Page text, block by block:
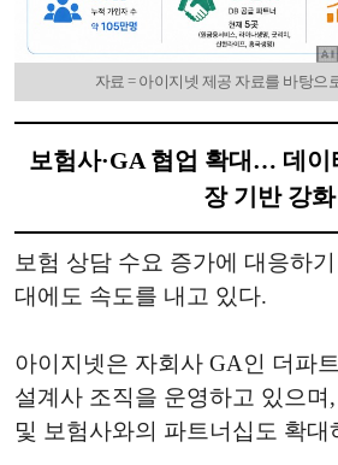
자료 = 아이지넷 제공 자료를 바탕으
보험사·GA 협업 확대… 데이
장 기반 강화
보험 상담 수요 증가에 대응하
대에도 속도를 내고 있다.
아이지넷은 자회사 GA인 더파
설계사 조직을 운영하고 있으며
및 보험사와의 파트너십도 확대